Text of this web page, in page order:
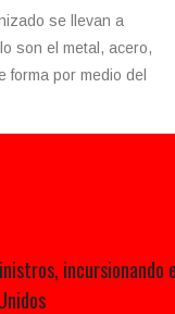
se llevan a
son el metal, acero,
forma por medio del
incursionando